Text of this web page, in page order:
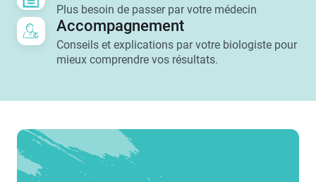
Plus besoin de passer par votre médecin
Accompagnement
Conseils et explications par votre biologiste pour
mieux comprendre vos résultats.